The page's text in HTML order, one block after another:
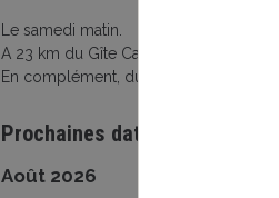
Le samedi matin.
A 23 km du Gîte Castagnere 4* en
En complément, durant l'été, des
Prochaines dates
Août 2026